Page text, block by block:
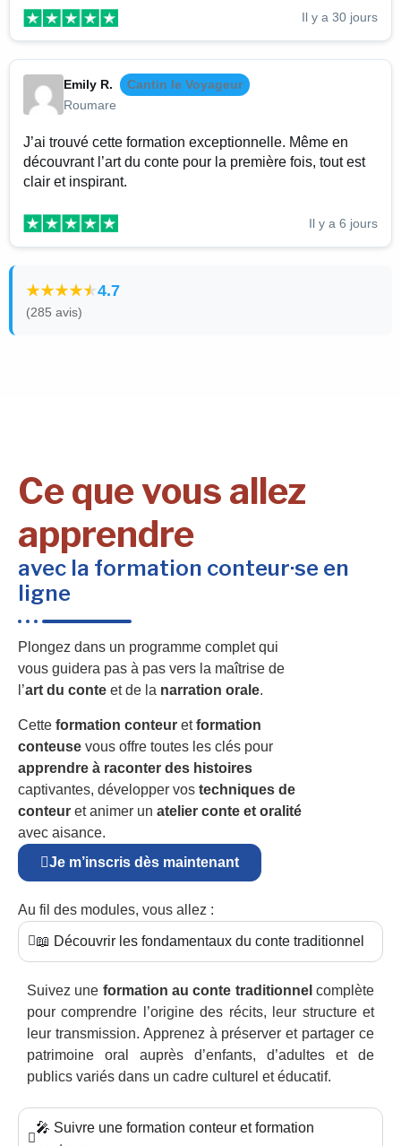
Il y a 30 jours
Emily R.
Cantin le Voyageur
Roumare
J’ai trouvé cette formation exceptionnelle. Même en
découvrant l’art du conte pour la première fois, tout est
clair et inspirant.
Il y a 6 jours
4.7
(285 avis)
Ce que vous allez
apprendre
avec la formation conteur·se en
ligne
Plongez dans un programme complet qui
vous guidera pas à pas vers la maîtrise de
l’art du conte et de la narration orale.
Cette formation conteur etformation
conteuse vous offre toutes les clés pour
apprendre à raconter des histoires
captivantes, développer vos techniques de
conteur et animer un atelier conte et oralité
avec aisance.
Je m’inscris dès maintenant
Au fil des modules, vous allez :
📖 Découvrir les fondamentaux du conte traditionnel
Suivez une formation au conte traditionnel complète
pour comprendre l’origine des récits, leur structure et
leur transmission. Apprenez à préserver et partager ce
patrimoine oral auprès d’enfants, d’adultes et de
publics variés dans un cadre culturel et éducatif.
🎤 Suivre une formation conteur et formation